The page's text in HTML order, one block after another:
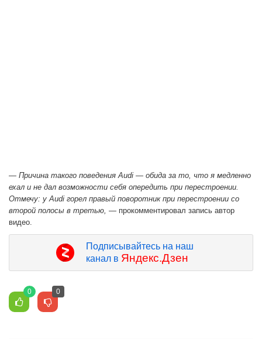
— Причина такого поведения Audi — обида за то, что я медленно
ехал и не дал возможности себя опередить при перестроении.
Отмечу: у Audi горел правый поворотник при перестроении со
второй полосы в третью, — прокомментировал запись автор
видео.
Подписывайтесь на наш
канал в Яндекс.Дзен
0 0